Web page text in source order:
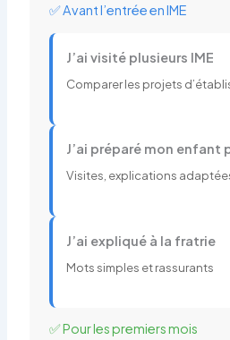
✅ Avant l’entrée en IME
J’ai visité plusieurs IME
Comparer les projets
J’ai préparé mon enfant
Visites, explications
J’ai expliqué à la fratrie
Mots simples et rassurants
✅ Pour les premiers mois